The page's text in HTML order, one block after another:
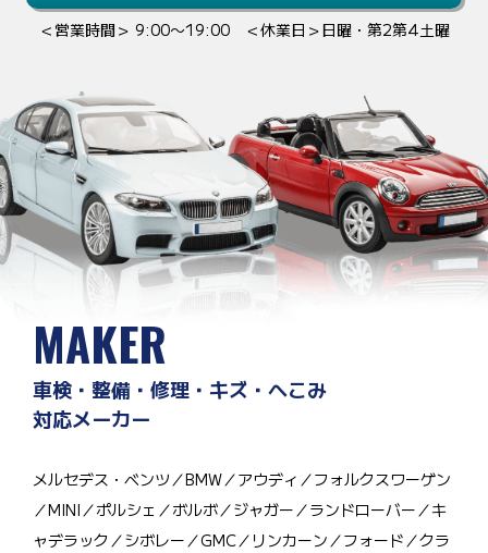
＜営業時間＞ 9:00〜19:00 ＜休業日＞日曜・第2第4土曜
MAKER
車検・整備・修理・キズ・へこみ
対応メーカー
メルセデス・ベンツ／BMW／アウディ／フォルクスワーゲン
／MINI／ポルシェ／ボルボ／ジャガー／ランドローバー／キ
ャデラック／シボレー／GMC／リンカーン／フォード／クラ